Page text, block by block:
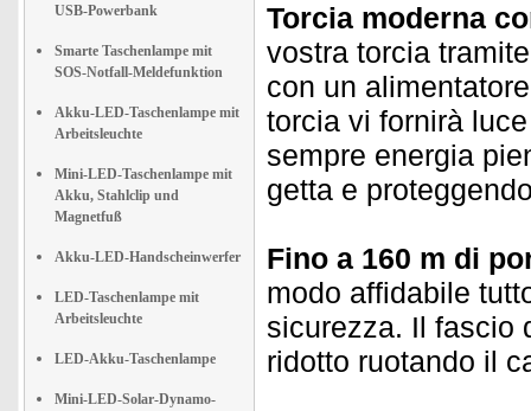
USB-Powerbank
Smarte Taschenlampe mit
SOS-Notfall-Meldefunktion
Akku-LED-Taschenlampe mit
Arbeitsleuchte
Mini-LED-Taschenlampe mit
Akku, Stahlclip und
Magnetfuß
Akku-LED-Handscheinwerfer
LED-Taschenlampe mit
Arbeitsleuchte
LED-Akku-Taschenlampe
Mini-LED-Solar-Dynamo-
Torcia moderna
vostra torcia
con un
torcia vi fornirà
sempre energia
getta e
Fino a 160 m di
modo affidabile
sicurezza. Il fascio
ridotto ruotando il